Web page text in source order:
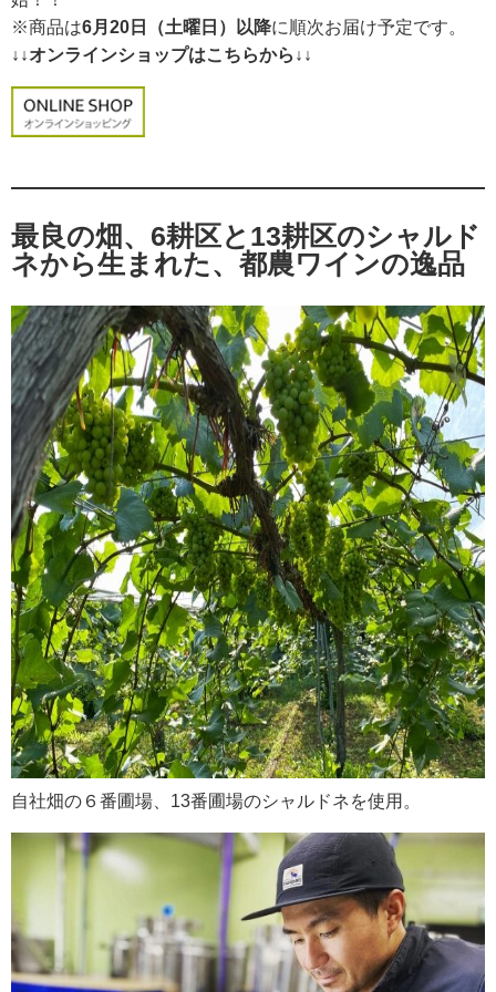
※商品は6月20日（土曜日）以降に順次お届け予定です。
↓↓オンラインショップはこちらから↓↓
最良の畑、6耕区と13耕区のシャルド
ネから生まれた、都農ワインの逸品
自社畑の６番圃場、13番圃場のシャルドネを使用。